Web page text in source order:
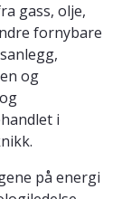
gass, olje,
fornybare
og
i
på energi